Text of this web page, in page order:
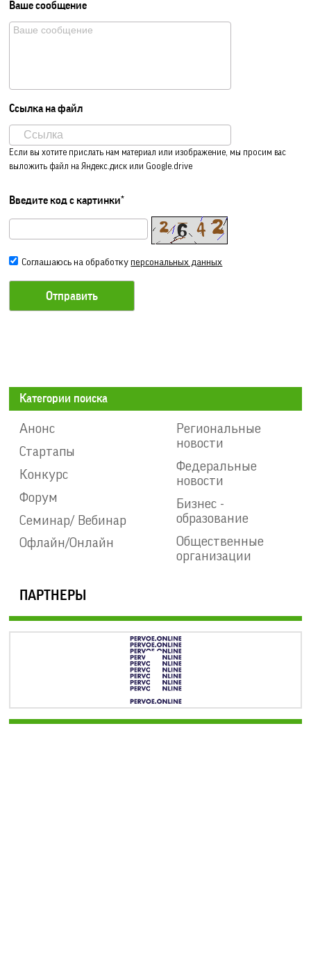
Ваше сообщение
Ссылка на файл
Если вы хотите прислать нам материал или изображение, мы просим вас
выложить файл на Яндекс.диск или Google.drive
Введите код с картинки*
Соглашаюсь на обработкуперсональных данных
Категории поиска
Анонс
Стартапы
Конкурс
Форум
Семинар/ Вебинар
Офлайн/Онлайн
Региональные
новости
Федеральные
новости
Бизнес -
образование
Общественные
организации
ПАРТНЕРЫ